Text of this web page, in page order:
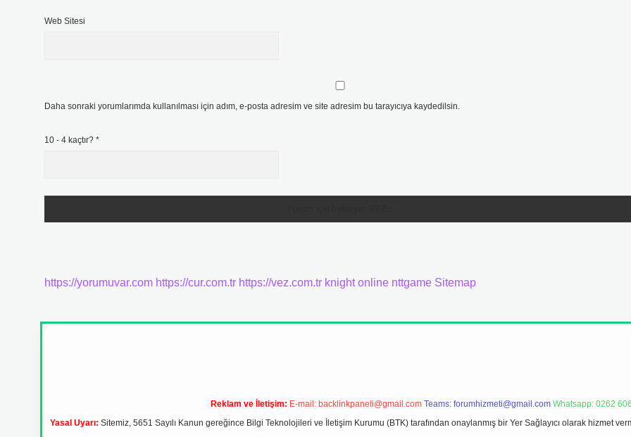
Web Sitesi
Daha sonraki yorumlarımda kullanılması için adım, e-posta adresim ve site adresim bu tarayıcıya kaydedilsin.
10 - 4 kaçtır? *
https://yorumuvar.com https://cur.com.tr https://vez.com.tr knight online nttgame Sitemap
Reklam ve İletişim: E-mail: backlinkpaneli@gmail.com Teams: forumhizmeti@gmail.com Whatsapp: 0262
Yasal Uyarı: Sitemiz, 5651 Sayılı Kanun gereğince Bilgi Teknolojileri ve İletişim Kurumu (BTK) tarafından onaylanmış bir Yer Sağlayıcı olarak hizmet